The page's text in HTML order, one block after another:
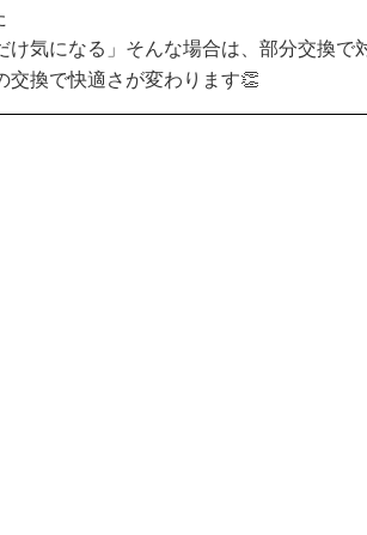
け気になる」そんな場合は、部分交換で
交換で快適さが変わります👏